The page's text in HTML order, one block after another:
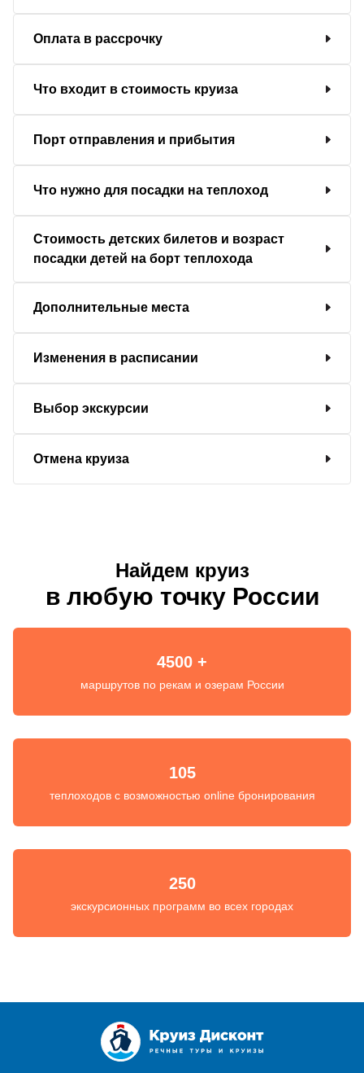
Оплата в рассрочку
Что входит в стоимость круиза
Порт отправления и прибытия
Что нужно для посадки на теплоход
Стоимость детских билетов и возраст
посадки детей на борт теплохода
Дополнительные места
Изменения в расписании
Выбор экскурсии
Отмена круиза
Найдем круиз
в любую точку России
4500 +
маршрутов по рекам и озерам России
105
теплоходов с возможностью online бронирования
250
экскурсионных программ во всех городах